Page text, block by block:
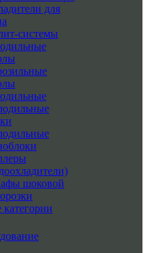
для
системы
шоковой
категории